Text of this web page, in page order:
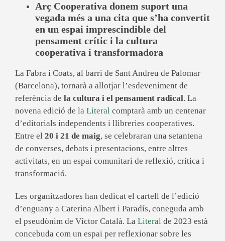
Arç Cooperativa donem suport una
vegada més a una cita que s’ha convertit
en un espai imprescindible del
pensament crític i la cultura
cooperativa i transformadora
La Fabra i Coats, al barri de Sant Andreu de Palomar
(Barcelona), tornarà a allotjar l’esdeveniment de
referència de la cultura i el pensament radical. La
novena edició de la Literal comptarà amb un centenar
d’editorials independents i llibreries cooperatives.
Entre el 20 i 21 de maig, se celebraran una setantena
de converses, debats i presentacions, entre altres
activitats, en un espai comunitari de reflexió, crítica i
transformació.
Les organitzadores han dedicat el cartell de l’edició
d’enguany a Caterina Albert i Paradís, coneguda amb
el pseudònim de Víctor Català. La Literal de 2023 està
concebuda com un espai per reflexionar sobre les